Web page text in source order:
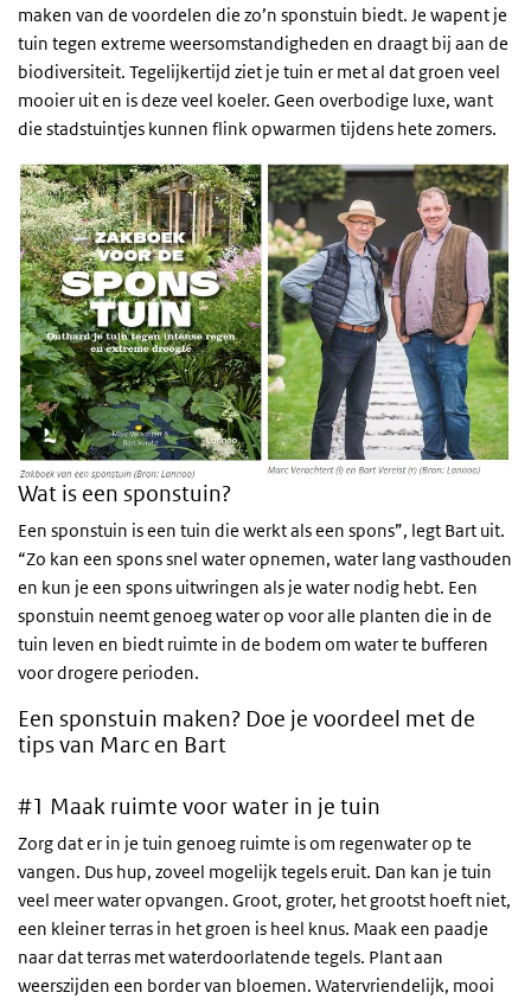
maken van de voordelen die zo’n sponstuin biedt. Je wapent je
tuin tegen extreme weersomstandigheden en draagt bij aan de
biodiversiteit. Tegelijkertijd ziet je tuin er met al dat groen veel
mooier uit en is deze veel koeler. Geen overbodige luxe, want
die stadstuintjes kunnen flink opwarmen tijdens hete zomers.
Wat is een sponstuin?
Een sponstuin is een tuin die werkt als een spons”, legt Bart uit.
“Zo kan een spons snel water opnemen, water lang vasthouden
en kun je een spons uitwringen als je water nodig hebt. Een
sponstuin neemt genoeg water op voor alle planten die in de
tuin leven en biedt ruimte in de bodem om water te bufferen
voor drogere perioden.
Een sponstuin maken? Doe je voordeel met de
tips van Marc en Bart
#1 Maak ruimte voor water in je tuin
Zorg dat er in je tuin genoeg ruimte is om regenwater op te
vangen. Dus hup, zoveel mogelijk tegels eruit. Dan kan je tuin
veel meer water opvangen. Groot, groter, het grootst hoeft niet,
een kleiner terras in het groen is heel knus. Maak een paadje
naar dat terras met waterdoorlatende tegels. Plant aan
weerszijden een border van bloemen. Watervriendelijk, mooi